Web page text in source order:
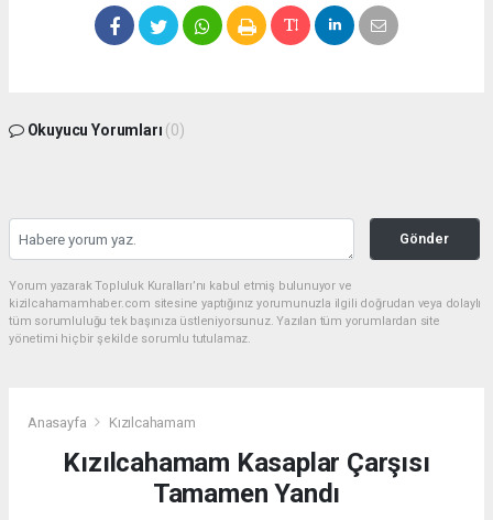
Okuyucu Yorumları (0)
Gönder
Yorum yazarak Topluluk Kuralları’nı kabul etmiş bulunuyor ve
kizilcahamamhaber.com sitesine yaptığınız yorumunuzla ilgili doğrudan veya dolaylı
tüm sorumluluğu tek başınıza üstleniyorsunuz. Yazılan tüm yorumlardan site
yönetimi hiçbir şekilde sorumlu tutulamaz.
Anasayfa Kızılcahamam
Kızılcahamam Kasaplar Çarşısı
Tamamen Yandı